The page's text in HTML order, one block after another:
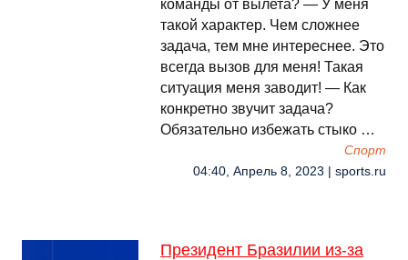
команды от вылета? — У меня
такой характер. Чем сложнее
задача, тем мне интереснее. Это
всегда вызов для меня! Такая
ситуация меня заводит! — Как
конкретно звучит задача?
Обязательно избежать стыко …
Спорт
04:40, Апрель 8, 2023 | sports.ru
Президент Бразилии из-за